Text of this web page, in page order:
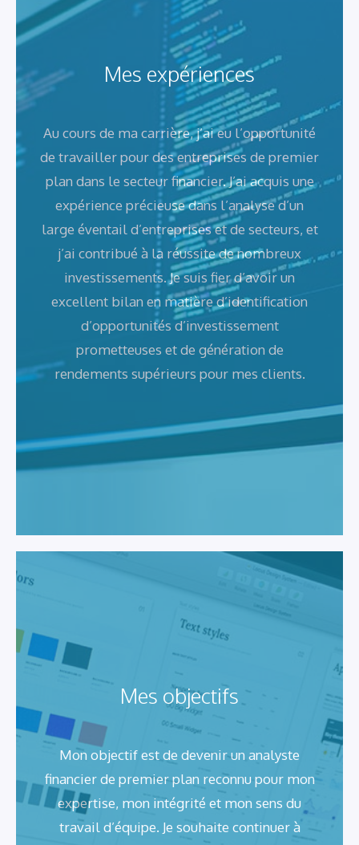
Mes expériences
Au cours de ma carrière, j’ai eu l’opportunité
de travailler pour des entreprises de premier
plan dans le secteur financier. J’ai acquis une
expérience précieuse dans l’analyse d’un
large éventail d’entreprises et de secteurs, et
j’ai contribué à la réussite de nombreux
investissements. Je suis fier d’avoir un
excellent bilan en matière d’identification
d’opportunités d’investissement
prometteuses et de génération de
rendements supérieurs pour mes clients.
Mes objectifs
Mon objectif est de devenir un analyste
financier de premier plan reconnu pour mon
expertise, mon intégrité et mon sens du
travail d’équipe. Je souhaite continuer à